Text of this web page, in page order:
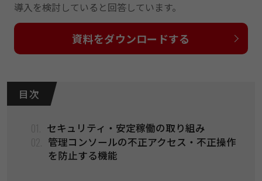
導入を検討していると回答しています。
資料をダウンロードする
目 次
セキュリティ・安定稼働の取り組み
管理コンソールの不正アクセス・不正操作
を防止する機能